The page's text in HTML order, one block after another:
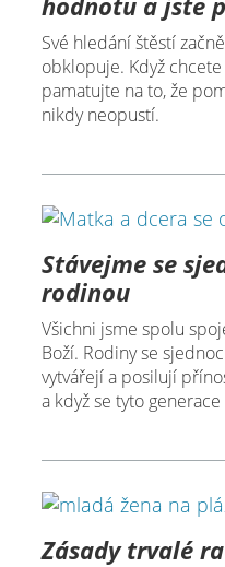
Své hledání štěstí
obklopuje. Když
pamatujte na to, že
nikdy neopustí.
Stávejme se
rodinou
Všichni jsme spolu
Boží. Rodiny se
vytvářejí a posilují
a když se tyto
Zásady trvalé